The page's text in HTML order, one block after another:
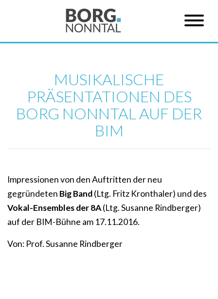
MUSIKALISCHE
PRÄSENTATIONEN DES
BORG NONNTAL AUF DER
BIM
Impressionen von den Auftritten der neu
gegründeten Big Band(Ltg. Fritz Kronthaler) und des
Vokal-Ensembles der 8A(Ltg. Susanne Rindberger)
auf der BIM-Bühne am 17.11.2016.
Von: Prof. Susanne Rindberger